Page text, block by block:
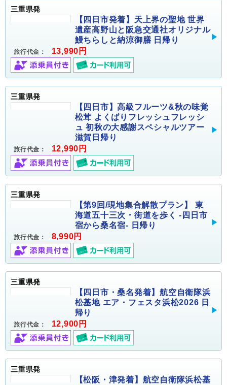
三重県発
【四日市発着】天上界の聖地 世界
遺産高野山と阪急交通社オリジナル
鰻ちらしと納涼御膳 日帰り
旅行代金： 13,990円
三重県発
【四日市】高級フルーツ&秋の味覚
松茸 よくばりフレッシュフレッシ
ュ 初秋の大感謝スペシャルツアー
滋賀日帰り
旅行代金： 12,990円
三重県発
【第9回/現地集合解散プラン】 東
海道五十三次・街道を歩く -四日市
宿から桑名宿- 日帰り
旅行代金： 8,990円
三重県発
【四日市・桑名発着】航空自衛隊浜
松基地 エア・フェスタ浜松2026 日
帰り
旅行代金： 12,900円
三重県発
【松阪・津発着】航空自衛隊浜松基